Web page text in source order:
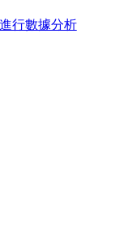
行數據分析